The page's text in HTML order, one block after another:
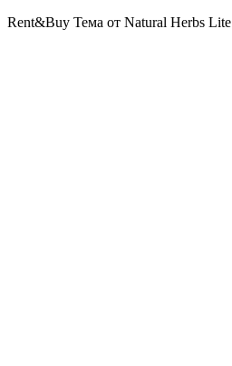
Rent&Buy Тема от Natural Herbs Lite